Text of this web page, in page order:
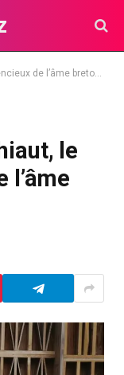
de l’âme bretonne
le
l’âme